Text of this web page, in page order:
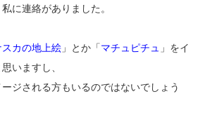
に連絡がありました。
スカの地上絵 」とか「マチュピチュ 」をイ
いますし、
ージされる方もいるのではないでしょう